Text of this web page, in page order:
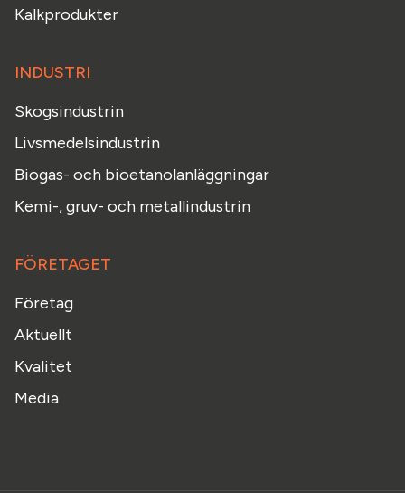
Kalkprodukter
INDUSTRI
Skogsindustrin
Livsmedelsindustrin
Biogas- och bioetanolanläggningar
Kemi-, gruv- och metallindustrin
FÖRETAGET
Företag
Aktuellt
Kvalitet
Media